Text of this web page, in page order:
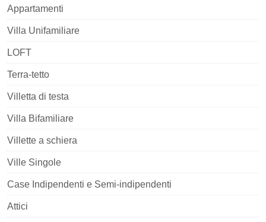
Appartamenti
Villa Unifamiliare
LOFT
Terra-tetto
Villetta di testa
Villa Bifamiliare
Villette a schiera
Ville Singole
Case Indipendenti e Semi-indipendenti
Attici